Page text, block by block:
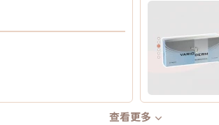
查看更多